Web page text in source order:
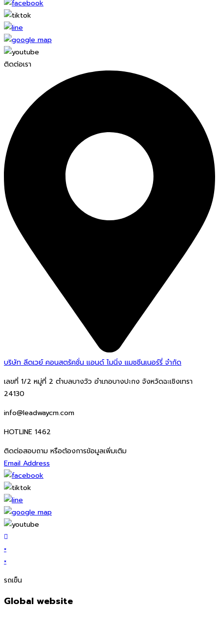
ติดต่อเรา
บริษัท ลีดเวย์ คอนสตรัคชั่น แอนด์ ไมนิ่ง แมชชีนเนอร์รี่ จำกัด
เลขที่ 1/2 หมู่ที่ 2 ตำบลบางวัว อำเภอบางปะกง จังหวัดฉะเชิงเทรา
24130
info@leadwaycm.com
HOTLINE 1462
ติดต่อสอบถาม หรือต้องการข้อมูลเพิ่มเติม
Email Address
×
×
รถเข็น
Global website